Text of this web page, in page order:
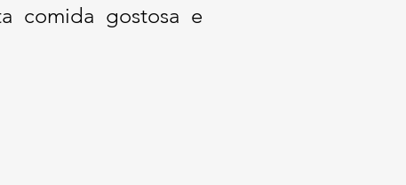
comida gostosa e